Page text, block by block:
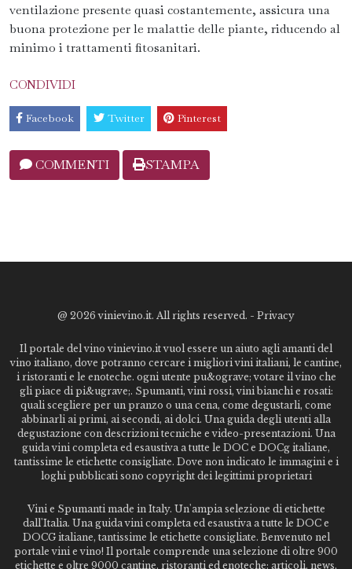
ventilazione presente quasi costantemente, assicura una
buona protezione per le malattie delle piante, riducendo al
minimo i trattamenti fitosanitari.
CONDIVIDI
Facebook Twitter Pinterest
COMMENTI STAMPA
@ 2026 vinievino.it. All rights reserved. - Privacy
Il portale del vino vinievino.it vuol essere un aiuto agli amanti del
vino italiano, dove potranno cercare i migliori vini italiani, le cantine,
i ristoranti e le enoteche. ogni utente pu&ograve; votare il vino che
gli piace di pi&ugrave;. Spumanti, vini rossi, vini bianchi e rosati:
quali scegliere per un pranzo o una cena, come degustarli, come
abbinarli ai primi, ai secondi, ai dolci. Una guida degli utenti alla
degustazione con descrizioni tecniche e video-presentazioni. Una
guida vini completa ed esaustiva a tutte le DOC e DOCg italiane,
tantissime le etichette consigliate. Dove non indicato le immagini e i
loghi pubblicati sono copyright dei legittimi proprietari
Vini e Spumanti made in Italy. Un'ampia selezione di etichette
dall'Italia. Una guida vini completa ed esaustiva a tutte le DOC e
DOCG italiane, tantissime le etichette consigliate. Benvenuto nel
portale vini e vino! Il portale comprende una selezione di oltre 900
etichette e oltre 9000 cantine, ristoranti ed enoteche: articoli, news,